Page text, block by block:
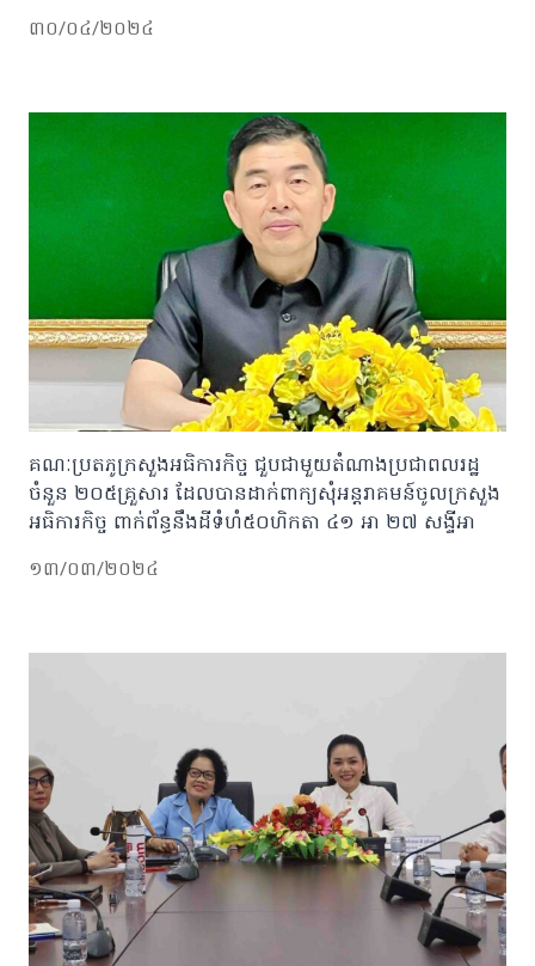
៣០/០៤/២០២៤
គណៈប្រតភូក្រសួងអធិការកិច្ច ជួបជាមួយតំណាងប្រជាពលរដ្ឋ
ចំនួន ២០៥គ្រួសារ ដែលបានដាក់ពាក្យសុំអន្តរាគមន៍ចូលក្រសួង
អធិការកិច្ច ពាក់ព័ន្ធនឹងដីទំហំ៥០ហិកតា ៤១ អា ២៧ សង្ទីអា
១៣/០៣/២០២៤